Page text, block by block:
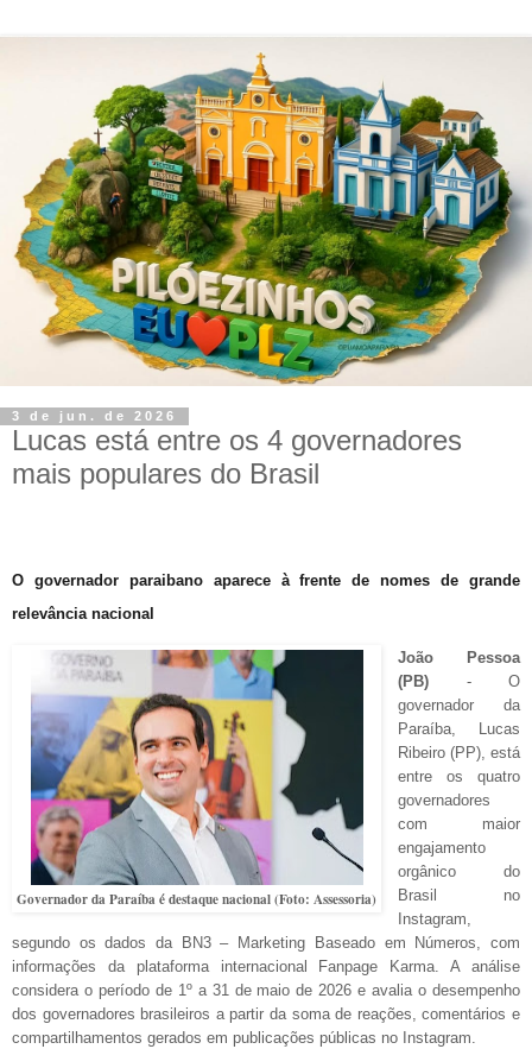
3 de jun. de 2026
Lucas está entre os 4 governadores
mais populares do Brasil
O governador paraibano aparece à frente de nomes de grande
relevância nacional
Governador da Paraíba é destaque nacional (Foto: Assessoria)
João Pessoa
(PB) - O
governador da
Paraíba, Lucas
Ribeiro (PP), está
entre os quatro
governadores
com maior
engajamento
orgânico do
Brasil no
Instagram,
segundo os dados da BN3 – Marketing Baseado em Números, com
informações da plataforma internacional Fanpage Karma. A análise
considera o período de 1º a 31 de maio de 2026 e avalia o desempenho
dos governadores brasileiros a partir da soma de reações, comentários e
compartilhamentos gerados em publicações públicas no Instagram.